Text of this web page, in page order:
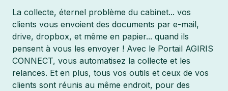
La collecte, éternel problème du cabinet... vos
clients vous envoient des documents par e-mail,
drive, dropbox, et même en papier... quand ils
pensent à vous les envoyer ! Avec le Portail AGIRIS
CONNECT, vous automatisez la collecte et les
relances. Et en plus, tous vos outils et ceux de vos
clients sont réunis au même endroit, pour des